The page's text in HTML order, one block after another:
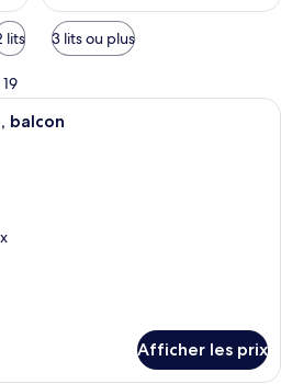
lits 3 lits ou plus
Une chambre d’hôtel avec un
balcon
Afficher les prix